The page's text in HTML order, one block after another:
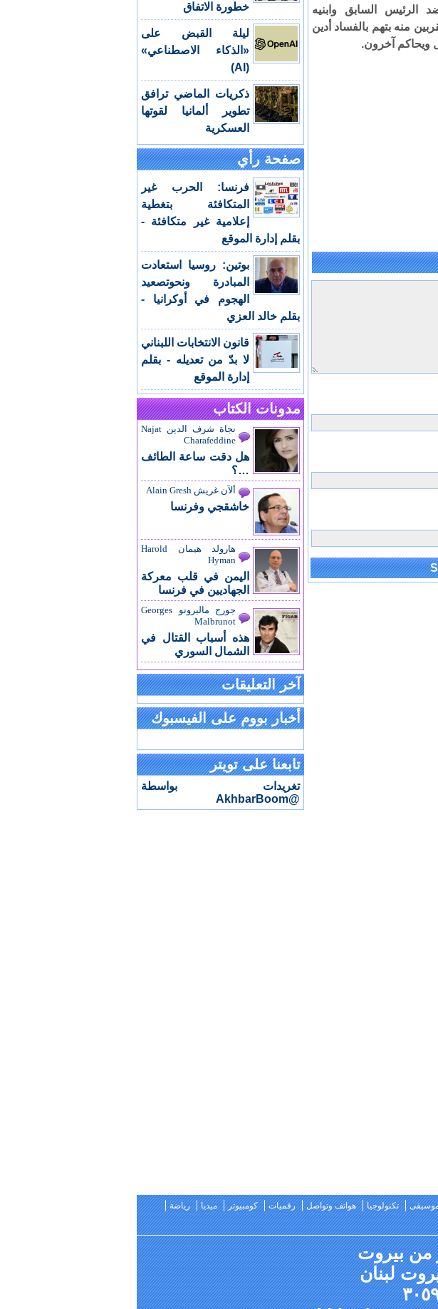
الرئيس السابق وابنيه
منه بتهم بالفساد أدين
ويحاكم آخرون.
خطورة الاتفاق
ليلة القبض على
«الذكاء الاصطناعي»
(AI)
ذكريات الماضي ترافق
تطوير ألمانيا لقوتها
العسكرية
صفحة رأي
فرنسا: الحرب غير
المتكافئة بتغطية
إعلامية غير متكافئة -
بقلم إدارة الموقع
بوتين: روسيا استعادت
المبادرة ونحوتصعيد
الهجوم في أوكرانيا -
بقلم خالد العزي
قانون الانتخابات اللبناني
لا بدّ من تعديله - بقلم
إدارة الموقع
مدونات الكتاب
نجاة شرف الدين Najat
Charafeddine
هل دقت ساعة الطائف
…؟
ألآن غريش Alain Gresh
خاشقجي وفرنسا
هارولد هيمان Harold
Hyman
اليمن في قلب معركة
الجهاديين في فرنسا
جورج مالبرونو Georges
Malbrunot
هذه أسباب القتال في
الشمال السوري
آخر التعليقات
أخبار بووم على الفيسبوك
تابعنا على تويتر
تغريدات بواسطة
@AkhbarBoom
تكنولوجيا هواتف وتواصل رقميات كومبيوتر ميديا
رياضة
من بيروت
لبنان